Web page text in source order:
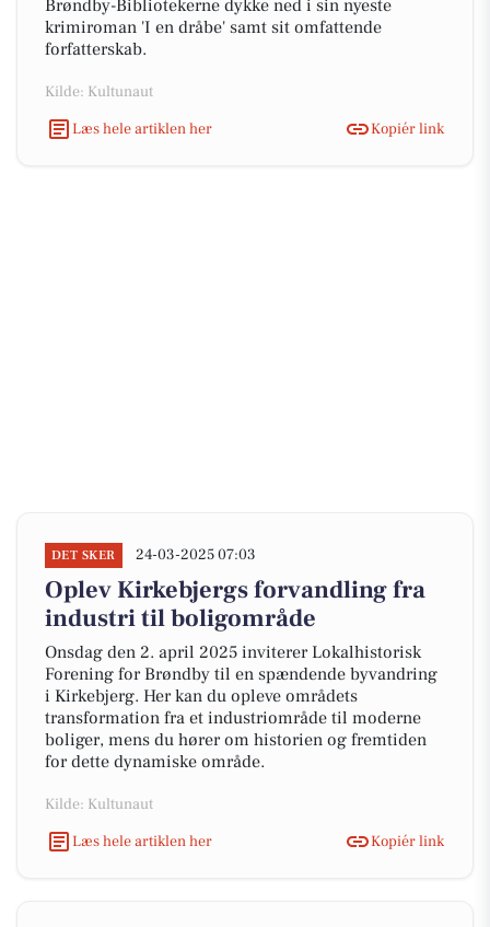
Brøndby-Bibliotekerne dykke ned i sin nyeste
krimiroman 'I en dråbe' samt sit omfattende
forfatterskab.
Kilde: Kultunaut
Læs hele artiklen her
Kopiér link
DET SKER 24-03-2025 07:03
Oplev Kirkebjergs forvandling fra
industri til boligområde
Onsdag den 2. april 2025 inviterer Lokalhistorisk
Forening for Brøndby til en spændende byvandring
i Kirkebjerg. Her kan du opleve områdets
transformation fra et industriområde til moderne
boliger, mens du hører om historien og fremtiden
for dette dynamiske område.
Kilde: Kultunaut
Læs hele artiklen her
Kopiér link